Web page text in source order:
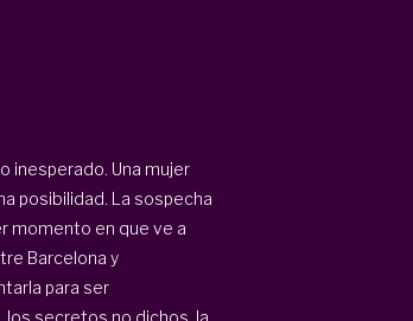
inesperado. Una mujer
posibilidad. La sospecha
momento en que ve a
Barcelona y
para ser
los secretos no dichos, la